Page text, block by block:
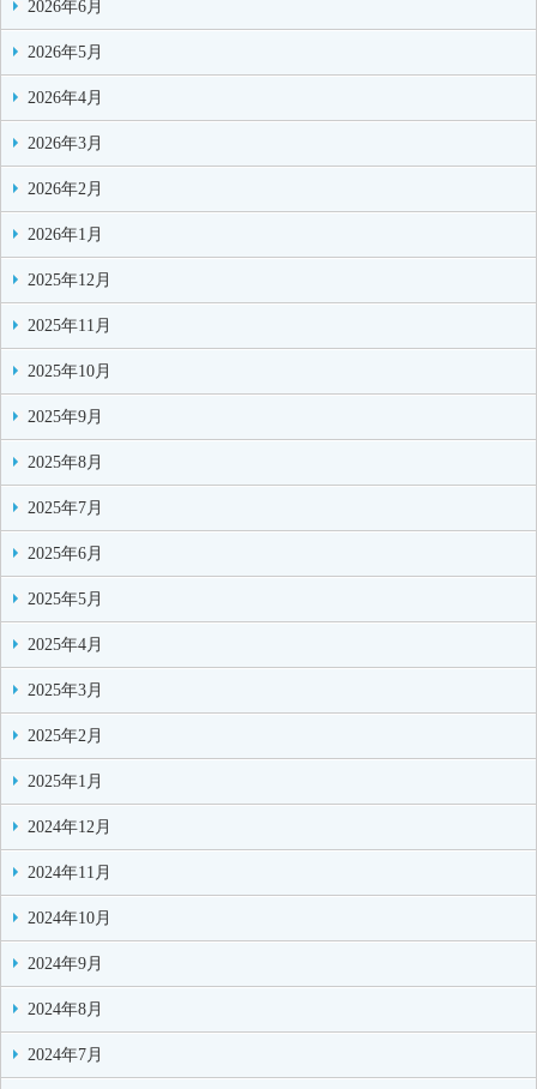
2026年6月
2026年5月
2026年4月
2026年3月
2026年2月
2026年1月
2025年12月
2025年11月
2025年10月
2025年9月
2025年8月
2025年7月
2025年6月
2025年5月
2025年4月
2025年3月
2025年2月
2025年1月
2024年12月
2024年11月
2024年10月
2024年9月
2024年8月
2024年7月